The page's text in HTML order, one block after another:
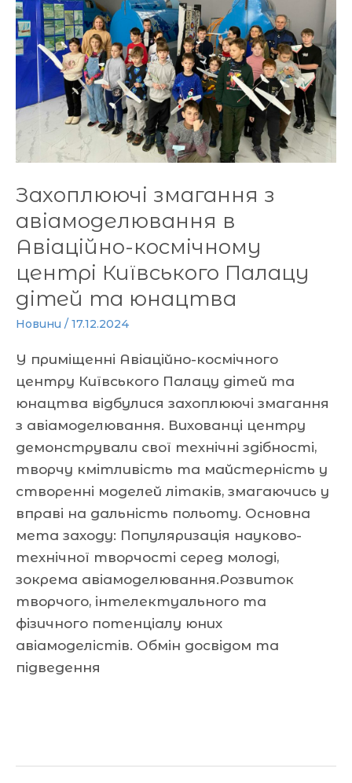
Захоплюючі змагання з
авіамоделювання в
Авіаційно-космічному
центрі Київського Палацу
дітей та юнацтва
Новини / 17.12.2024
У приміщенні Авіаційно-космічного
центру Київського Палацу дітей та
юнацтва відбулися захоплюючі змагання
з авіамоделювання. Вихованці центру
демонстрували свої технічні здібності,
творчу кмітливість та майстерність у
створенні моделей літаків, змагаючись у
вправі на дальність польоту. Основна
мета заходу: Популяризація науково-
технічної творчості серед молоді,
зокрема авіамоделювання.Розвиток
творчого, інтелектуального та
фізичного потенціалу юних
авіамоделістів. Обмін досвідом та
підведення
змагання
з
авіамоделювання
Авіаційно-
космічному
центрі
Палацу
дітей
юнацтва